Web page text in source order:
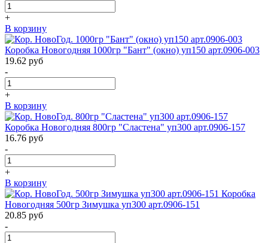
+
В корзину
Коробка Новогодняя 1000гр "Бант" (окно) уп150 арт.0906-003
19.62 руб
-
+
В корзину
Коробка Новогодняя 800гр "Сластена" уп300 арт.0906-157
16.76 руб
-
+
В корзину
Коробка
Новогодняя 500гр Зимушка уп300 арт.0906-151
20.85 руб
-